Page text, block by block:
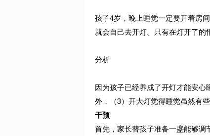
孩子4岁，晚上睡觉一定要开着房
就会自己去开灯。只有在灯开了的
分析
因为孩子已经养成了开灯才能安
外，（3）开大灯觉得睡觉虽然有
干预
首先，家长替孩子准备一盏能够调